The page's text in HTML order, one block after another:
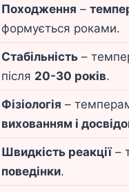
Походження –
формується роками.
Стабільність –
після 20-30 років.
Фізіологія –
вихованням і
Швидкість реакції–
поведінки.